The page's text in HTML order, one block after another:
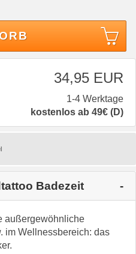
34,95 EUR
1-4 Werktage
kostenlos ab 49€ (D)
Badezeit
außergewöhnliche
im Wellnessbereich: das